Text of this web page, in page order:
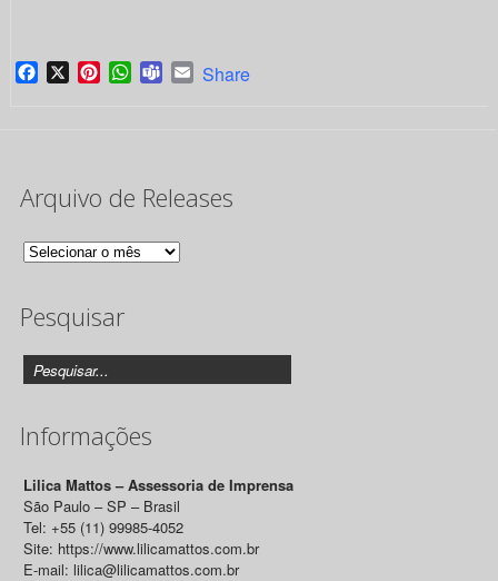
Facebook
X PinterestWhatsApp
TeamsEmail
Share
Arquivo de Releases
Arquivo
Releases
Pesquisar
Informações
Lilica Mattos – Assessoria de Imprensa
São Paulo – SP – Brasil
Tel: +55 (11) 99985-4052
Site: https://www.lilicamattos.com.br
E-mail: lilica@lilicamattos.com.br